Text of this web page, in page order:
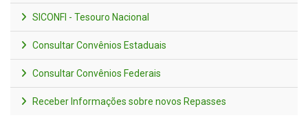
SICONFI - Tesouro Nacional
Consultar Convênios Estaduais
Consultar Convênios Federais
Receber Informações sobre novos Repasses